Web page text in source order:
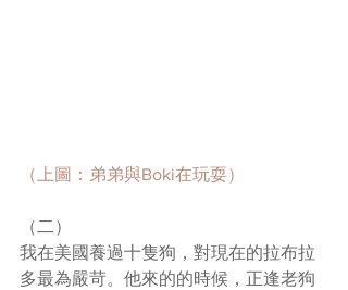
（上圖：弟弟與Boki在玩耍）
（二）
我在美國養過十隻狗，對現在的拉布拉
多最為嚴苛。他來的的時候，正逢老狗